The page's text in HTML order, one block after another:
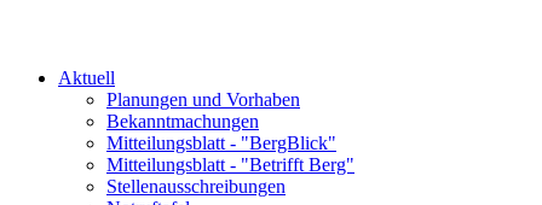
Aktuell
Planungen und Vorhaben
Bekanntmachungen
Mitteilungsblatt - "BergBlick"
Mitteilungsblatt - "Betrifft Berg"
Stellenausschreibungen